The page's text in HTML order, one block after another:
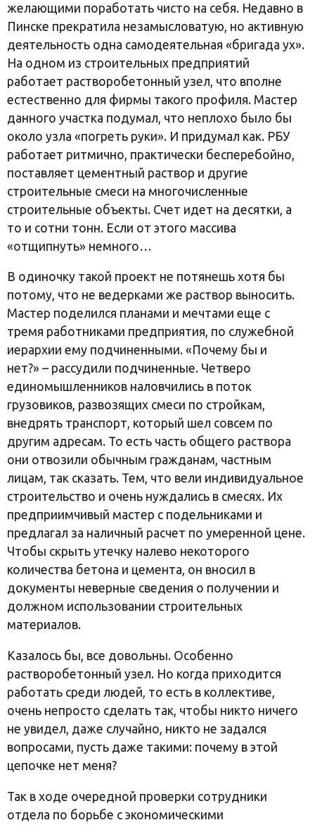
желающими поработать чисто на себя. Недавно в
Пинске прекратила незамысловатую, но активную
деятельность одна самодеятельная «бригада ух».
На одном из строительных предприятий
работает растворобетонный узел, что вполне
естественно для фирмы такого профиля. Мастер
данного участка подумал, что неплохо было бы
около узла «погреть руки». И придумал как. РБУ
работает ритмично, практически бесперебойно,
поставляет цементный раствор и другие
строительные смеси на многочисленные
строительные объекты. Счет идет на десятки, а
то и сотни тонн. Если от этого массива
«отщипнуть» немного…
В одиночку такой проект не потянешь хотя бы
потому, что не ведерками же раствор выносить.
Мастер поделился планами и мечтами еще с
тремя работниками предприятия, по служебной
иерархии ему подчиненными. «Почему бы и
нет?» – рассудили подчиненные. Четверо
единомышленников наловчились в поток
грузовиков, развозящих смеси по стройкам,
внедрять транспорт, который шел совсем по
другим адресам. То есть часть общего раствора
они отвозили обычным гражданам, частным
лицам, так сказать. Тем, что вели индивидуальное
строительство и очень нуждались в смесях. Их
предприимчивый мастер с подельниками и
предлагал за наличный расчет по умеренной цене.
Чтобы скрыть утечку налево некоторого
количества бетона и цемента, он вносил в
документы неверные сведения о получении и
должном использовании строительных
материалов.
Казалось бы, все довольны. Особенно
растворобетонный узел. Но когда приходится
работать среди людей, то есть в коллективе,
очень непросто сделать так, чтобы никто ничего
не увидел, даже случайно, никто не задался
вопросами, пусть даже такими: почему в этой
цепочке нет меня?
Так в ходе очередной проверки сотрудники
отдела по борьбе с экономическими